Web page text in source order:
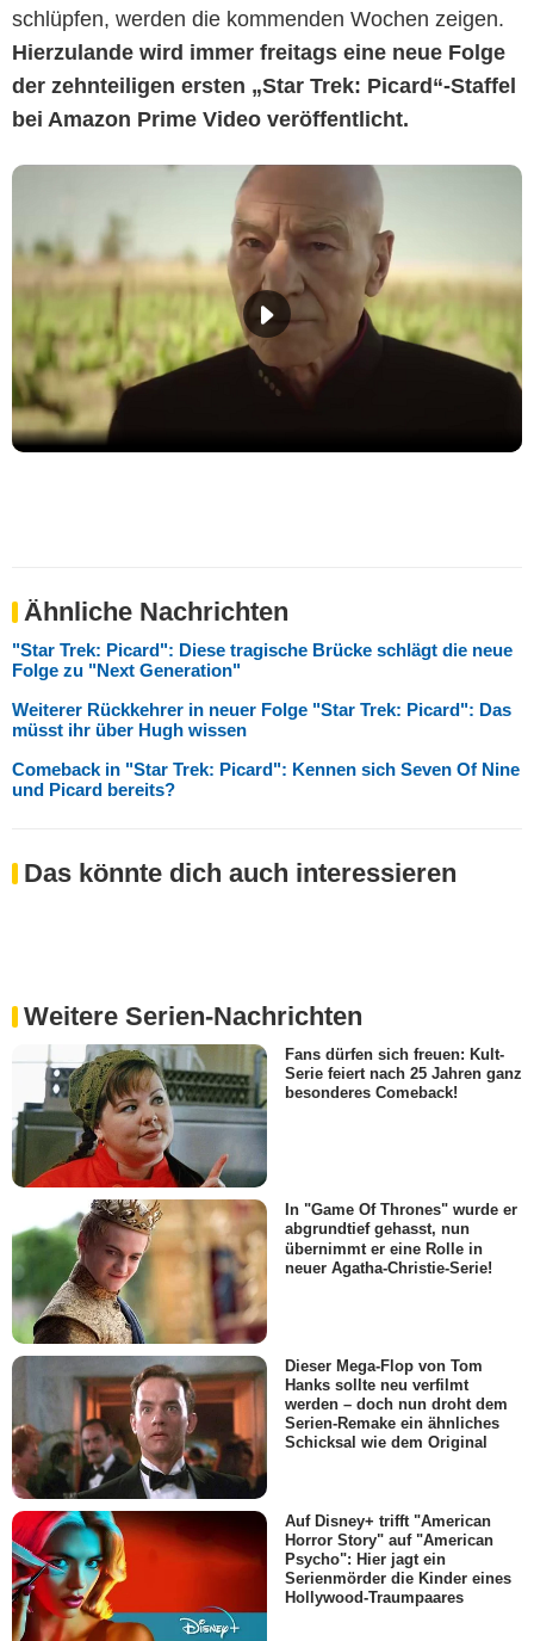
schlüpfen, werden die kommenden Wochen zeigen.
Hierzulande wird immer freitags eine neue Folge
der zehnteiligen ersten „Star Trek: Picard“-Staffel
bei Amazon Prime Video veröffentlicht.
Ähnliche Nachrichten
"Star Trek: Picard": Diese tragische Brücke schlägt die neue
Folge zu "Next Generation"
Weiterer Rückkehrer in neuer Folge "Star Trek: Picard": Das
müsst ihr über Hugh wissen
Comeback in "Star Trek: Picard": Kennen sich Seven Of Nine
und Picard bereits?
Das könnte dich auch interessieren
Weitere Serien-Nachrichten
Fans dürfen sich freuen: Kult-
Serie feiert nach 25 Jahren ganz
besonderes Comeback!
In "Game Of Thrones" wurde er
abgrundtief gehasst, nun
übernimmt er eine Rolle in
neuer Agatha-Christie-Serie!
Dieser Mega-Flop von Tom
Hanks sollte neu verfilmt
werden – doch nun droht dem
Serien-Remake ein ähnliches
Schicksal wie dem Original
Auf Disney+ trifft "American
Horror Story" auf "American
Psycho": Hier jagt ein
Serienmörder die Kinder eines
Hollywood-Traumpaares